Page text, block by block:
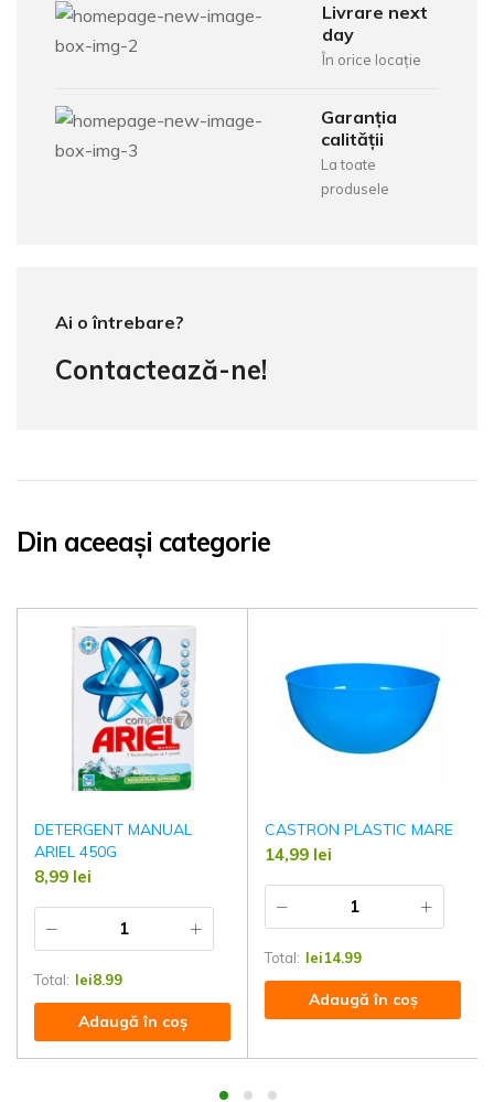
Livrare next
day
În orice locație
Garanția
calității
La toate
produsele
Ai o întrebare?
Contactează-ne!
Din aceeași categorie
DETERGENT MANUAL
ARIEL 450G
8,99 lei
Total: lei8.99
Adaugă în coș
CASTRON PLASTIC MARE
14,99 lei
Total: lei14.99
Adaugă în coș